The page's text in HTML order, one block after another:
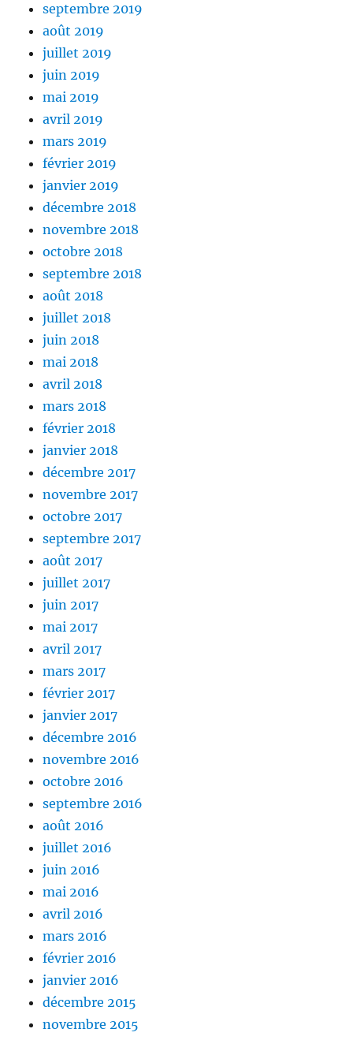
septembre 2019
août 2019
juillet 2019
juin 2019
mai 2019
avril 2019
mars 2019
février 2019
janvier 2019
décembre 2018
novembre 2018
octobre 2018
septembre 2018
août 2018
juillet 2018
juin 2018
mai 2018
avril 2018
mars 2018
février 2018
janvier 2018
décembre 2017
novembre 2017
octobre 2017
septembre 2017
août 2017
juillet 2017
juin 2017
mai 2017
avril 2017
mars 2017
février 2017
janvier 2017
décembre 2016
novembre 2016
octobre 2016
septembre 2016
août 2016
juillet 2016
juin 2016
mai 2016
avril 2016
mars 2016
février 2016
janvier 2016
décembre 2015
novembre 2015